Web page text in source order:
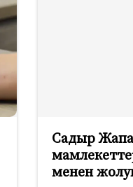
Садыр
менен